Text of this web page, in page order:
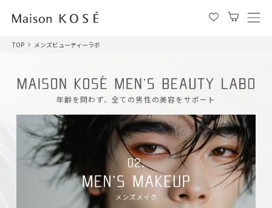
メ
開
す
TOP メンズビューティーラボ
年齢を問わず、全ての男性の美容をサポート